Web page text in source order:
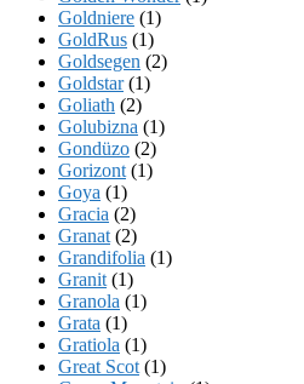
Goldniere (1)
GoldRus (1)
Goldsegen (2)
Goldstar(1)
Goliath (2)
Golubizna (1)
Gondüzo (2)
Gorizont (1)
Goya (1)
Gracia (2)
Granat (2)
Grandifolia (1)
Granit (1)
Granola (1)
Grata (1)
Gratiola (1)
Great Scot (1)